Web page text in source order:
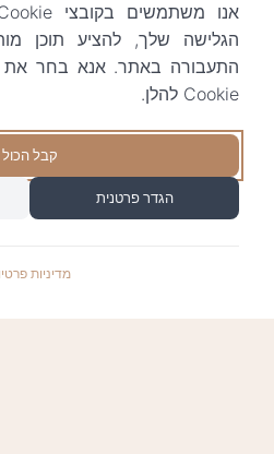
הגלישה שלך, להציע תוכן
התעבורה באתר. אנא בחר את
Cookie להלן.
קבל הכול
הגדר פרטנית
מדיניות